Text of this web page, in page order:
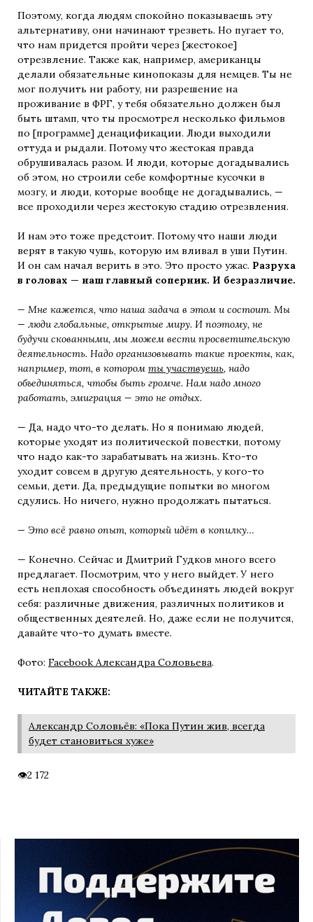
Поэтому, когда людям спокойно показываешь эту
альтернативу, они начинают трезветь. Но пугает то,
что нам придется пройти через [жестокое]
отрезвление. Также как, например, американцы
делали обязательные кинопоказы для немцев. Ты не
мог получить ни работу, ни разрешение на
проживание в ФРГ, у тебя обязательно должен был
быть штамп, что ты просмотрел несколько фильмов
по [программе] денацификации. Люди выходили
оттуда и рыдали. Потому что жестокая правда
обрушивалась разом. И люди, которые догадывались
об этом, но строили себе комфортные кусочки в
мозгу, и люди, которые вообще не догадывались, —
все проходили через жестокую стадию отрезвления.
И нам это тоже предстоит. Потому что наши люди
верят в такую чушь, которую им вливал в уши Путин.
И он сам начал верить в это. Это просто ужас. Разруха
в головах — наш главный соперник. И безразличие.
— Мне кажется, что наша задача в этом и состоит. Мы
— люди глобальные, открытые миру. И поэтому, не
будучи скованными, мы можем вести просветительскую
деятельность. Надо организовывать такие проекты, как,
например, тот, в котором ты участвуешь, надо
объединяться, чтобы быть громче. Нам надо много
работать, эмиграция — это не отдых.
— Да, надо что-то делать. Но я понимаю людей,
которые уходят из политической повестки, потому
что надо как-то зарабатывать на жизнь. Кто-то
уходит совсем в другую деятельность, у кого-то
семьи, дети. Да, предыдущие попытки во многом
сдулись. Но ничего, нужно продолжать пытаться.
— Это всё равно опыт, который идёт в копилку…
— Конечно. Сейчас и Дмитрий Гудков много всего
предлагает. Посмотрим, что у него выйдет. У него
есть неплохая способность объединять людей вокруг
себя: различные движения, различных политиков и
общественных деятелей. Но, даже если не получится,
давайте что-то думать вместе.
Фото: Facebook Александра Соловьева.
ЧИТАЙТЕ ТАКЖЕ:
Александр Соловьёв: «Пока Путин жив, всегда
будет становиться хуже»
2 172